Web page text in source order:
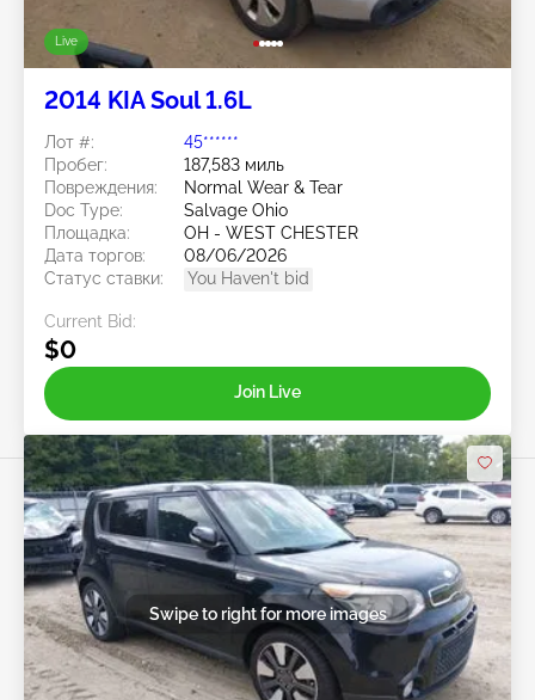
Live
2014 KIA Soul 1.6L
Лот #:
45******
Пробег:
187,583 миль
Повреждения:
Normal Wear & Tear
Doc Type:
Salvage Ohio
Площадка:
OH - WEST CHESTER
Дата торгов:
08/06/2026
Статус ставки:
You Haven't bid
Current Bid:
$0
Join Live
Swipe to right for more images